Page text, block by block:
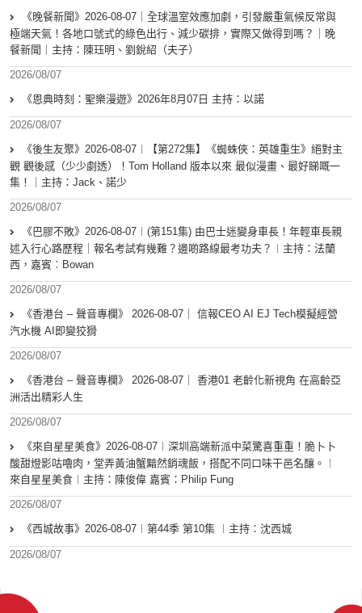
《晚餐新聞》2026-08-07｜全球溫室效應加劇，引發嚴重氣候反常與
極端天氣！各地口號式的綠色出行、減少碳排，實際又做得到嗎？｜晚
餐新聞｜主持：陳珏明、劉銳紹（夫子）
2026/08/07
《恩典時刻：聖樂漫遊》2026年8月07日 主持：以諾
2026/08/07
《後生友聚》2026-08-07︱【第272集】《蜘蛛俠：英雄重生》絕對主
觀 觀後感（少少劇透）！Tom Holland 版本以來 最似漫畫、最好睇嘅一
集！｜主持：Jack、諾少
2026/08/07
《巴膠不敗》2026-08-07︱(第151集) 由巴士迷變身車長！年輕車長親
述入行心路歷程｜報名考試有幾難？邊啲路線最考功夫？︱主持：法蘭
西，嘉賓︰Bowan
2026/08/07
《香港台 – 聲音專欄》 2026-08-07｜ 信報CEO AI EJ Tech模擬經營
汽水機 AI即變狡猾
2026/08/07
《香港台 – 聲音專欄》 2026-08-07｜ 香港01 老齡化新視角 在高齡亞
洲活出精彩人生
2026/08/07
《來自星星美食》2026-08-07︱深圳高端新派中菜驚喜重重！脆卜卜
酸甜燈影咕嚕肉，堂弄黃油蟹黯然銷魂飯，搭配不同口味干邑名釀。︱
來自星星美食︱主持：陳俊偉 嘉賓：Philip Fung
2026/08/07
《西城故事》2026-08-07︱第44季 第10集 ︱主持：沈西城
2026/08/07